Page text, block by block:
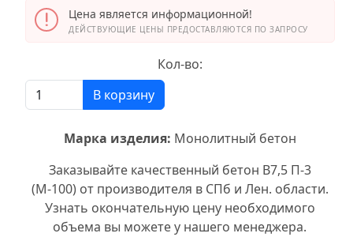
Цена является информационной!
ДЕЙСТВУЮЩИЕ ЦЕНЫ ПРЕДОСТАВЛЯЮТСЯ ПО ЗАПРОСУ
Кол-во:
В корзину
Марка изделия: Монолитный бетон
Заказывайте качественный бетон В7,5 П-3
(М-100) от производителя в СПб и Лен. области.
Узнать окончательную цену необходимого
объема вы можете у нашего менеджера.